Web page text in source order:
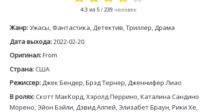
4.3 из 5/ 239 человек
Жанр:Ужасы, Фантастика, Детектив, Триллер, Драма
Дата выхода:2022-02-20
Оригинал:From
Страна:США
Режиссер:Джек Бендер, Брэд Тернер, Дженнифер Лиао
В ролях:Скотт МакКорд, Хэролд Перрино, Каталина Сандино
Морено, Эйон Бэйли, Дэвид Алпей, Элизабет Браун, Рики Хе,